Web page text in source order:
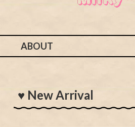
ABOUT
♥ New Arrival